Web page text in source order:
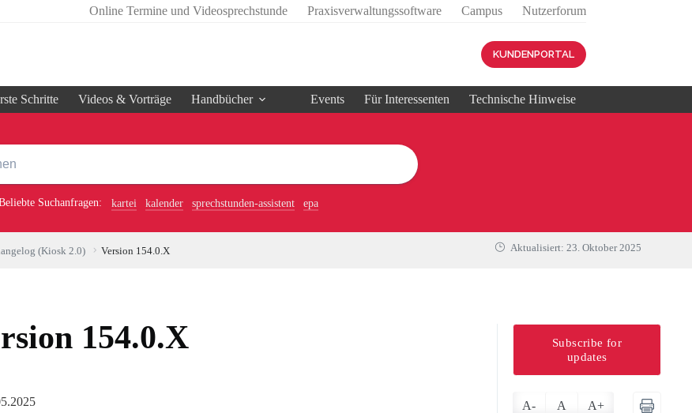
Online Termine und Videosprechstunde Praxisverwaltungssoftware Campus Nutzerforum
KUNDENPORTAL
Schritte Videos & Vorträge Handbücher Events Für Interessenten Technische Hinweise
Suchanfragen: kartei kalender sprechstunden-assistent epa
(Kiosk 2.0) Version 154.0.X Aktualisiert: 23. Oktober 2025
154.0.X
Subscribe for
updates
A- A A+